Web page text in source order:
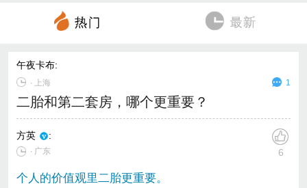
午夜卡布:
∙ 上海 1
二胎和第二套房，哪个更重要？
方英 :
∙ 广东 6
个人的价值观里二胎更重要。